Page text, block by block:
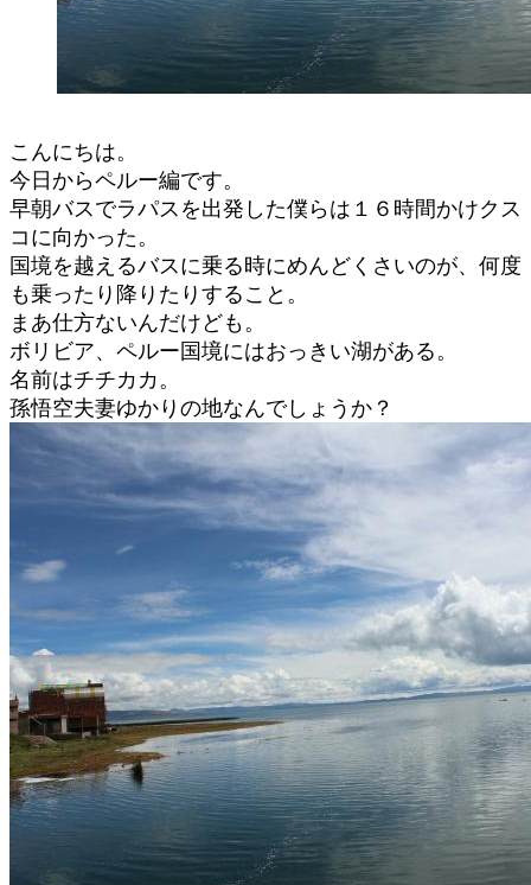
こんにちは。
今日からペルー編です。
早朝バスでラパスを出発した僕らは１６時間かけクス
コに向かった。
国境を越えるバスに乗る時にめんどくさいのが、何度
も乗ったり降りたりすること。
まあ仕方ないんだけども。
ボリビア、ペルー国境にはおっきい湖がある。
名前はチチカカ。
孫悟空夫妻ゆかりの地なんでしょうか？